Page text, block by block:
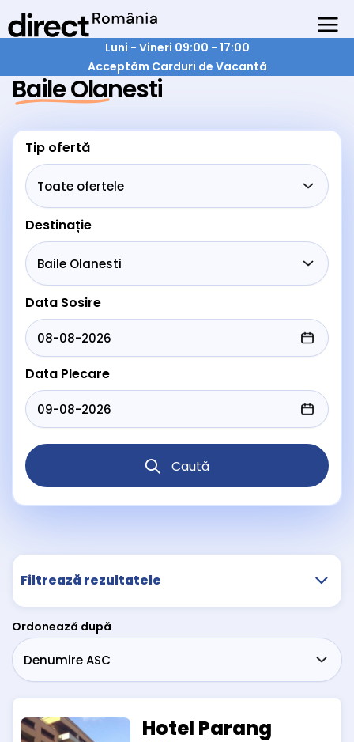
Luni - Vineri 09:00 - 17:00
Acceptăm Carduri de Vacantă
Baile Olanesti
Tip ofertă
Destinație
Data Sosire
Data Plecare
Caută
Filtrează rezultatele
Ordonează după
Hotel Parang